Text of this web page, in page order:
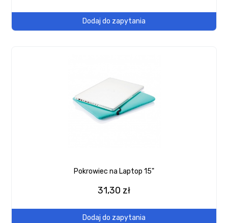
Dodaj do zapytania
Pokrowiec na Laptop 15"
31,30 zł
Dodaj do zapytania